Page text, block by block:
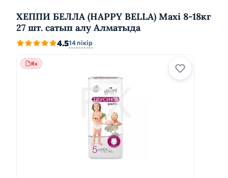
ХЕППИ БЕЛЛА (HAPPY BELLA) Maxi 8-18кг
27 шт. сатып алу Алматыда
4.514 пікір
Rx